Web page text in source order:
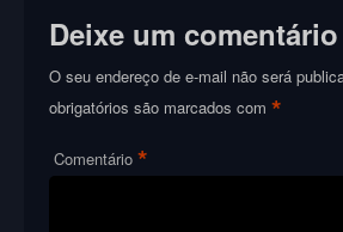
Deixe um comentário
O seu endereço de e-mail não será
obrigatórios são marcados com*
Comentário *